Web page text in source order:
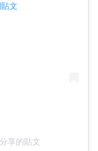
文
享的貼文